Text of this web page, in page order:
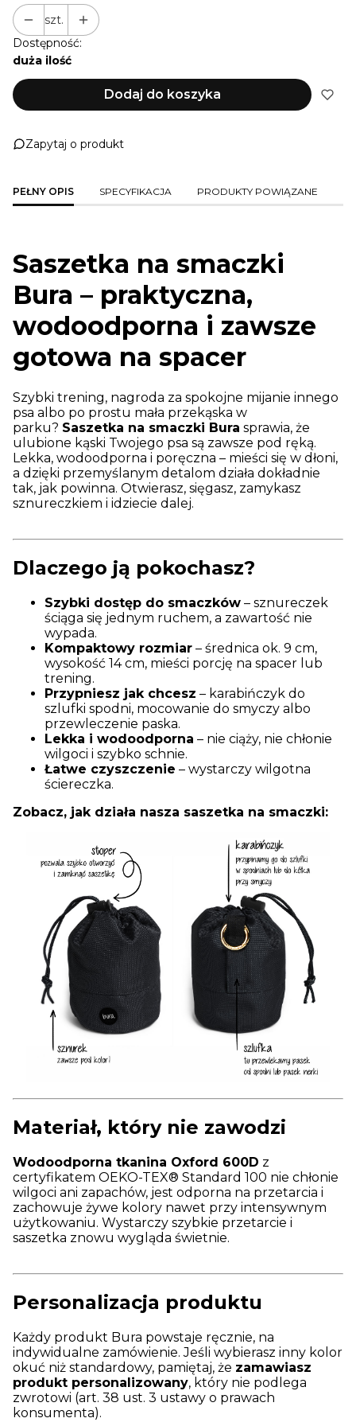
szt.
Dostępność:
duża ilość
Dodaj do koszyka
Zapytaj o produkt
PEŁNY OPIS SPECYFIKACJA PRODUKTY POWIĄZANE
Saszetka na smaczki
Bura – praktyczna,
wodoodporna i zawsze
gotowa na spacer
Szybki trening, nagroda za spokojne mijanie innego
psa albo po prostu mała przekąska w
parku? Saszetka na smaczki Bura sprawia, że
ulubione kąski Twojego psa są zawsze pod ręką.
Lekka, wodoodporna i poręczna – mieści się w dłoni,
a dzięki przemyślanym detalom działa dokładnie
tak, jak powinna. Otwierasz, sięgasz, zamykasz
sznureczkiem i idziecie dalej.
Dlaczego ją pokochasz?
Szybki dostęp do smaczków – sznureczek
ściąga się jednym ruchem, a zawartość nie
wypada.
Kompaktowy rozmiar – średnica ok. 9 cm,
wysokość 14 cm, mieści porcję na spacer lub
trening.
Przypniesz jak chcesz – karabińczyk do
szlufki spodni, mocowanie do smyczy albo
przewleczenie paska.
Lekka i wodoodporna – nie ciąży, nie chłonie
wilgoci i szybko schnie.
Łatwe czyszczenie – wystarczy wilgotna
ściereczka.
Zobacz, jak działa nasza saszetka na smaczki:
Materiał, który nie zawodzi
Wodoodporna tkanina Oxford 600D z
certyfikatem OEKO-TEX® Standard 100 nie chłonie
wilgoci ani zapachów, jest odporna na przetarcia i
zachowuje żywe kolory nawet przy intensywnym
użytkowaniu. Wystarczy szybkie przetarcie i
saszetka znowu wygląda świetnie.
Personalizacja produktu
Każdy produkt Bura powstaje ręcznie, na
indywidualne zamówienie. Jeśli wybierasz inny kolor
okuć niż standardowy, pamiętaj, że zamawiasz
produkt personalizowany, który nie podlega
zwrotowi (art. 38 ust. 3 ustawy o prawach
konsumenta).